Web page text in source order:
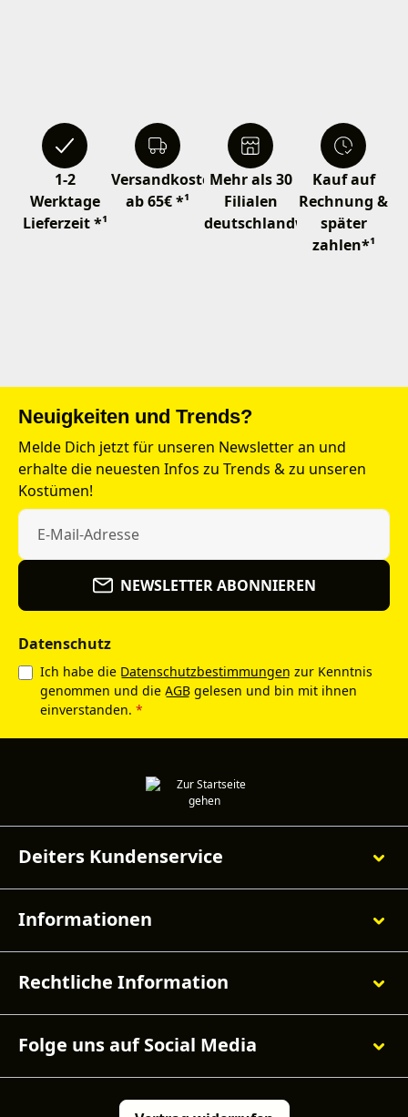
1-2
Werktage
Lieferzeit *¹
Versandkostenfrei
ab 65€ *¹
Mehr als 30
Filialen
deutschlandweit
Kauf auf
Rechnung &
später
zahlen*¹
Neuigkeiten und Trends?
Melde Dich jetzt für unseren Newsletter an und
erhalte die neuesten Infos zu Trends & zu unseren
Kostümen!
NEWSLETTER ABONNIEREN
Datenschutz
Ich habe die Datenschutzbestimmungen zur Kenntnis
genommen und die AGB gelesen und bin mit ihnen
einverstanden. *
Deiters Kundenservice
Informationen
Rechtliche Information
Folge uns auf Social Media